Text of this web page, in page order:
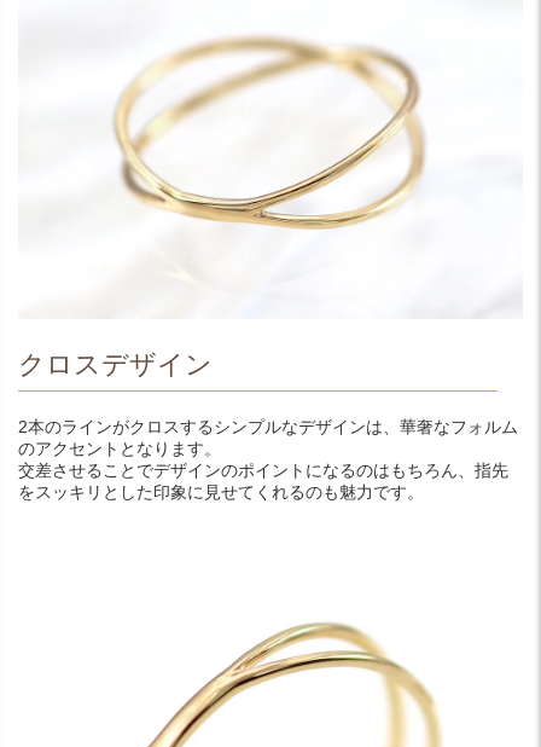
クロスデザイン
2本のラインがクロスするシンプルなデザインは、華奢なフォルム
のアクセントとなります。
交差させることでデザインのポイントになるのはもちろん、指先
をスッキリとした印象に見せてくれるのも魅力です。